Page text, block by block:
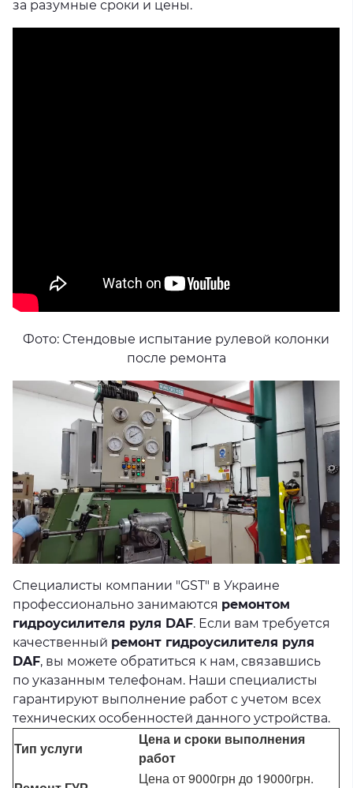
за разумные сроки и цены.
Фото: Стендовые испытание рулевой колонки
после ремонта
Специалисты компании "GST" в Украине
профессионально занимаются ремонтом
гидроусилителя руля DAF. Если вам требуется
качественный ремонт гидроусилителя руля
DAF, вы можете обратиться к нам, связавшись
по указанным телефонам. Наши специалисты
гарантируют выполнение работ с учетом всех
технических особенностей данного устройства.
Тип услуги
Цена и сроки выполнения
работ
Цена от 9000грн до 19000грн.